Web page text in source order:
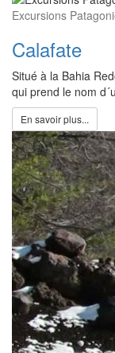
Excursions
Calafate
Situé à la Bahia
qui prend le nom
En savoir plus...